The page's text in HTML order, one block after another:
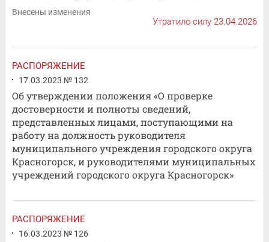
Внесены изменения
Утратило силу 23.04.2026
РАСПОРЯЖЕНИЕ
17.03.2023 № 132
Об утверждении положения «О проверке
достоверности и полноты сведений,
представленных лицами, поступающими на
работу на должность руководителя
муниципального учреждения городского округа
Красногорск, и руководителями муниципальных
учреждений городского округа Красногорск»
РАСПОРЯЖЕНИЕ
16.03.2023 № 126